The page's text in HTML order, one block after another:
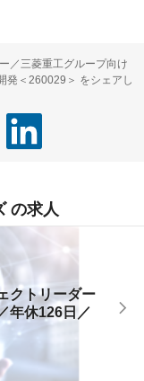
／三菱重工グループ向け
発＜260029＞ をシェアし
の求人
クトリーダー
年休126日／